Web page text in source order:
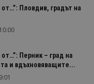
Пловдив, градът на
Перник – град на
и вдъхновяващите...